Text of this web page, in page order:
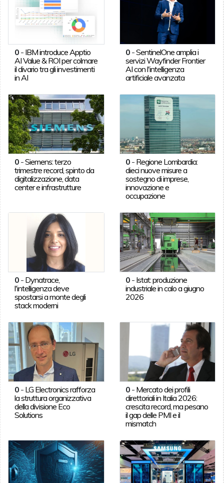
0- IBM introduce Apptio
AI Value & ROI per colmare
il divario tra gli investimenti
in AI
0 -SentinelOne amplia i
servizi Wayfinder Frontier
AI con l'intelligenza
artificiale avanzata
0-Siemens: terzo
trimestre record, spinto da
digitalizzazione, data
center e infrastrutture
0 - Regione Lombardia:
dieci nuove misure a
sostegno di imprese,
innovazione e
occupazione
0- Dynatrace,
l'intelligenza deve
spostarsi a monte degli
stack moderni
0 - Istat: produzione
industriale in calo a giugno
2026
0- LG Electronics rafforza
la struttura organizzativa
della divisione Eco
Solutions
0 - Mercato dei profili
direttoriali in Italia 2026:
crescita record, ma pesano
il gap delle PMI e il
mismatch